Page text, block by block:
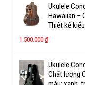
Ukulele
Hawaiian –
Thiết kế
1.500.000 ₫
Ukulele
Chất lượng